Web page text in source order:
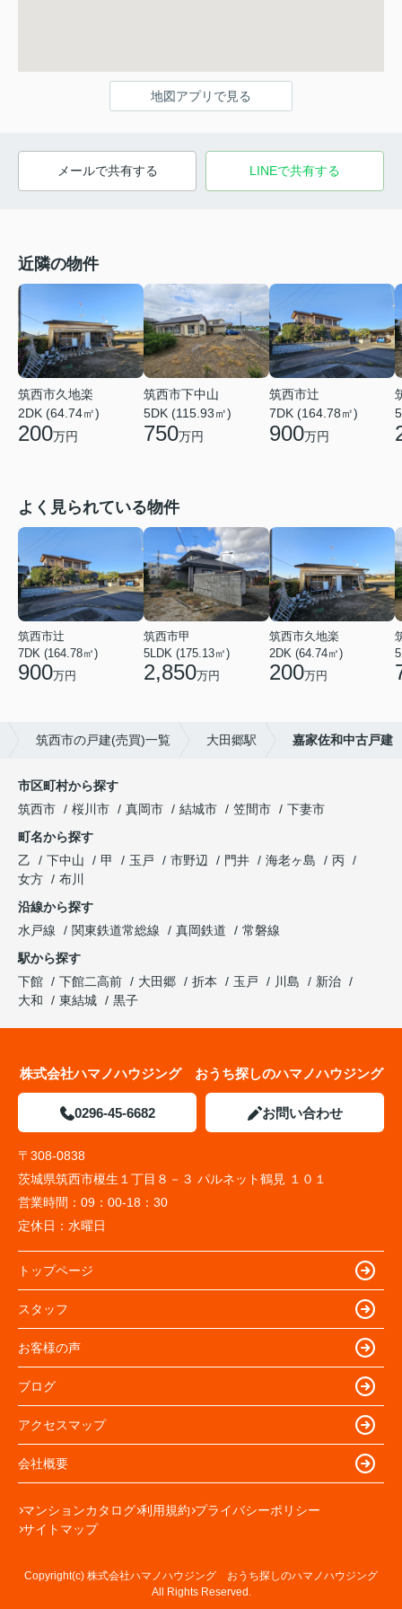
地図アプリで見る
メールで共有する LINEで共有する
近隣の物件
筑西市久地楽
2DK (64.74㎡)
200万円
筑西市下中山
5DK (115.93㎡)
750万円
筑西市辻
7DK (164.78㎡)
900万円
よく見られている物件
筑西市辻
7DK (164.78㎡)
900万円
筑西市甲
5LDK (175.13㎡)
2,850万円
筑西市久地楽
2DK (64.74㎡)
200万円
筑西市の戸建(売買)一覧 大田郷駅 嘉家佐和中古戸建
市区町村から探す
筑西市
桜川市 真岡市 結城市 笠間市
下妻市
町名から探す
乙
下中山 甲 玉戸 市野辺 門井 海老ヶ島
丙
女方
布川
沿線から探す
水戸線
関東鉄道常総線 真岡鉄道
常磐線
駅から探す
下館
下館二高前 大田郷 折本 玉戸 川島
新治
大和
東結城 黒子
株式会社ハマノハウジング おうち探しのハマノハウジング
0296-45-6682 お問い合わせ
〒308-0838
茨城県筑西市榎生１丁目８－３ パルネット鶴見 １０１
営業時間： 09：00-18：30
定休日： 水曜日
トップページ
スタッフ
お客様の声
ブログ
アクセスマップ
会社概要
マンションカタログ 利用規約 プライバシーポリシー
サイトマップ
Copyright(c) 株式会社ハマノハウジング おうち探しのハマノハウジング
All Rights Reserved.